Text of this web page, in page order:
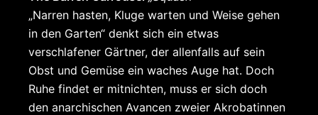
„Narren hasten, Kluge warten und Weise gehen
in den Garten“ denkt sich ein etwas
verschlafener Gärtner, der allenfalls auf sein
Obst und Gemüse ein waches Auge hat. Doch
Ruhe findet er mitnichten, muss er sich doch
den anarchischen Avancen zweier Akrobatinnen